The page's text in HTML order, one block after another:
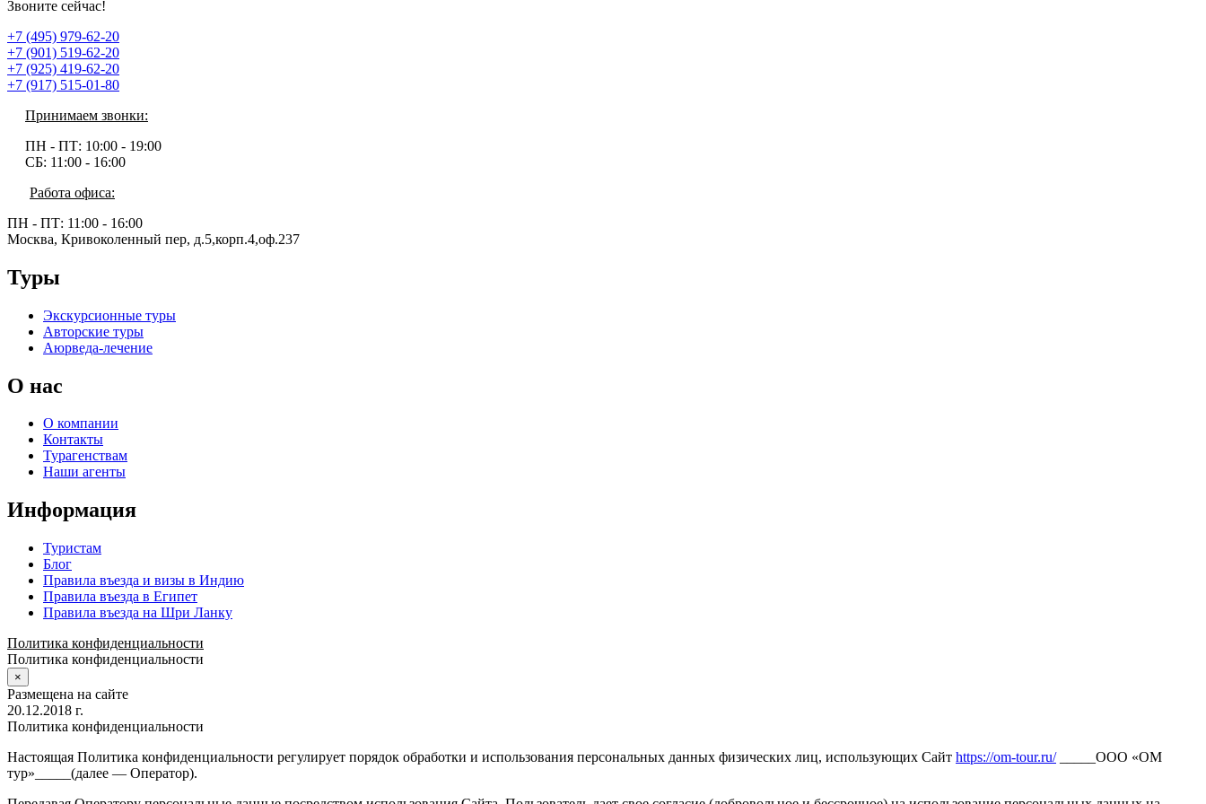
Звоните сейчас!
+7 (495) 979-62-20
+7 (901) 519-62-20
+7 (925) 419-62-20
+7 (917) 515-01-80
Принимаем звонки:
ПН - ПТ: 10:00 - 19:00
СБ: 11:00 - 16:00
Работа офиса:
ПН - ПТ: 11:00 - 16:00
Москва, Кривоколенный пер, д.5,корп.4,оф.237
Туры
Экскурсионные туры
Авторские туры
Аюрведа-лечение
О нас
О компании
Контакты
Турагенствам
Наши агенты
Информация
Туристам
Блог
Правила въезда и визы в Индию
Правила въезда в Египет
Правила въезда на Шри Ланку
Политика конфиденциальности
Политика конфиденциальности
×
Размещена на сайте
20.12.2018 г.
Политика конфиденциальности
Настоящая Политика конфиденциальности регулирует порядок обработки и использования персональных данных физических лиц, использующих Сайт https://om-tour.ru/_____ООО «ОМ
тур»_____(далее — Оператор).